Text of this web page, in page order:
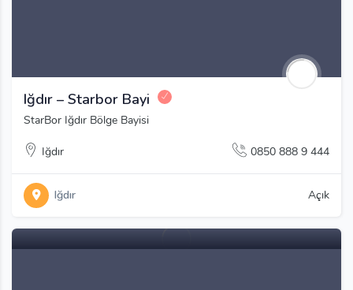
Iğdır – Starbor Bayi
StarBor Iğdır Bölge Bayisi
Iğdır 0850 888 9 444
Iğdır Açık